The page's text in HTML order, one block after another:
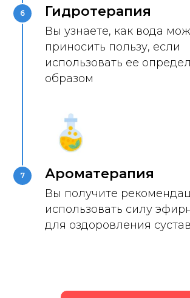
6 Гидротерапия
Вы узнаете, как вода
приносить пользу, если
использовать ее
образом
7 Ароматерапия
Вы получите
использовать силу
для оздоровления